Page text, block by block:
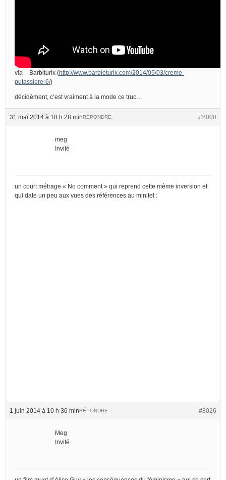
via – Barbiturix (http://www.barbieturix.com/2014/05/03/creme-
putassiere-6/)
décidément, c’est vraiment à la mode ce truc…
31 mai 2014 à 18 h 28 min #8000
RÉPONDRE
meg
Invité
un court métrage « No comment » qui reprend cette même inversion et
qui date un peu aux vues des références au minitel :
1 juin 2014 à 10 h 36 min #8026
RÉPONDRE
Meg
Invité